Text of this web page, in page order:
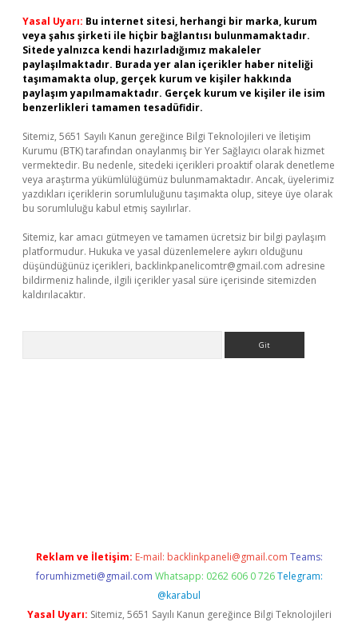
Yasal Uyarı: Bu internet sitesi, herhangi bir marka, kurum
veya şahıs şirketi ile hiçbir bağlantısı bulunmamaktadır.
Sitede yalnızca kendi hazırladığımız makaleler
paylaşılmaktadır. Burada yer alan içerikler haber niteliği
taşımamakta olup, gerçek kurum ve kişiler hakkında
paylaşım yapılmamaktadır. Gerçek kurum ve kişiler ile isim
benzerlikleri tamamen tesadüfidir.
Sitemiz, 5651 Sayılı Kanun gereğince Bilgi Teknolojileri ve İletişim
Kurumu (BTK) tarafından onaylanmış bir Yer Sağlayıcı olarak hizmet
vermektedir. Bu nedenle, sitedeki içerikleri proaktif olarak denetleme
veya araştırma yükümlülüğümüz bulunmamaktadır. Ancak, üyelerimiz
yazdıkları içeriklerin sorumluluğunu taşımakta olup, siteye üye olarak
bu sorumluluğu kabul etmiş sayılırlar.
Sitemiz, kar amacı gütmeyen ve tamamen ücretsiz bir bilgi paylaşım
platformudur. Hukuka ve yasal düzenlemelere aykırı olduğunu
düşündüğünüz içerikleri, backlinkpanelicomtr@gmail.com adresine
bildirmeniz halinde, ilgili içerikler yasal süre içerisinde sitemizden
kaldırılacaktır.
Reklam ve İletişim: E-mail: backlinkpaneli@gmail.com Teams:
forumhizmeti@gmail.com Whatsapp: 0262 606 0 726 Telegram:
@karabul
Yasal Uyarı: Sitemiz, 5651 Sayılı Kanun gereğince Bilgi Teknolojileri